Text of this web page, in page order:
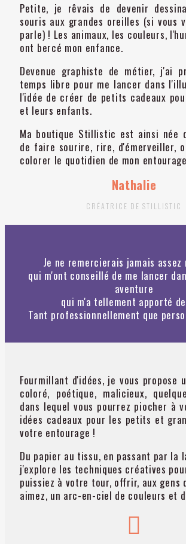
Petite, je rêvais de devenir
souris aux grandes oreilles (si vous
parle) ! Les animaux, les couleurs,
ont bercé mon enfance.
Devenue graphiste de métier, j'ai
temps libre pour me lancer dans
l'idée de créer de petits cadeaux
et leurs enfants.
Ma boutique Stillistic est ainsi née
de faire sourire, rire, d'émerveiller,
colorer le quotidien de mon
Nathalie
CRÉATRICE DE STILLISTIC
Je ne remercierais jamais assez
qui m'ont conseillé de me lancer
aventure
qui m'a tellement apporté
Tant professionnellement que
Fourmillant d'idées, je vous propose
coloré, poétique, malicieux,
dans lequel vous pourrez piocher à
idées cadeaux pour les petits et
votre entourage !
Du papier au tissu, en passant par la
j'explore les techniques créatives
puissiez à votre tour, offrir, aux gens
aimez, un arc-en-ciel de couleurs et